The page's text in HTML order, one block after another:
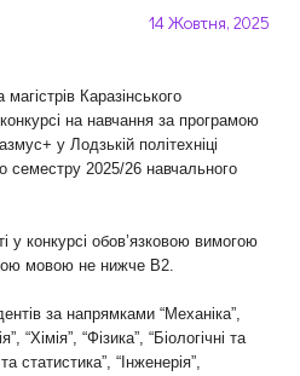
14 Жовтня, 2025
Каразінського
на навчання за програмою
у Лодзькій політехніці
семестру 2025/26 навчального
у конкурсі обов’язковою вимогою
мовою не нижче В2.
за напрямками “Механіка”,
“Хімія”, “Фізика”, “Біологічні та
статистика”, “Інженерія”,